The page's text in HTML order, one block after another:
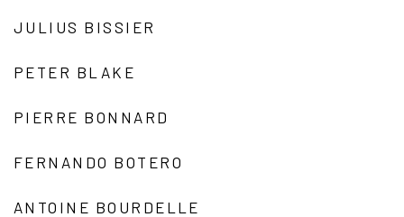
JULIUS BISSIER
PETER BLAKE
PIERRE BONNARD
FERNANDO BOTERO
ANTOINE BOURDELLE